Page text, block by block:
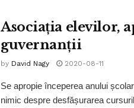
Asociația elevilor,
guvernanții
by David Nagy 2020-08-11
Se apropie începerea anului
nimic despre desfășurarea